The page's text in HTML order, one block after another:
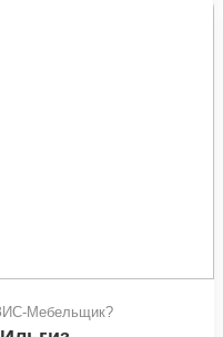
Мебельщик?